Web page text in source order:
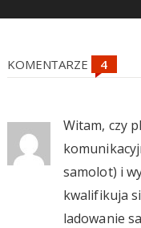
KOMENTARZE
Witam, czy
samolot) i
kwalifikuja
ladowanie